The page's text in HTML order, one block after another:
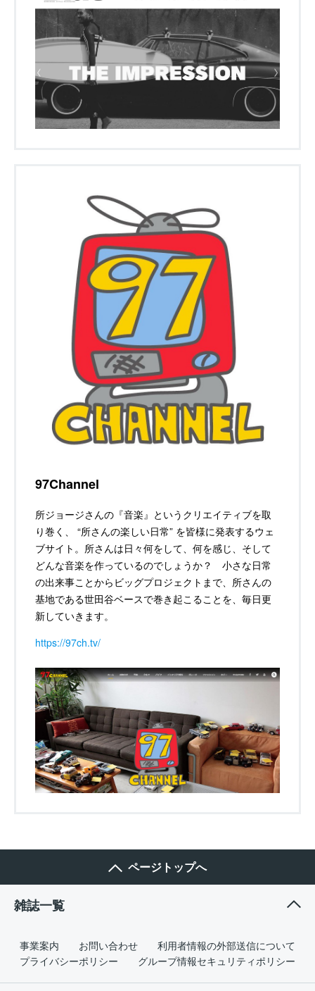
97Channel
所ジョージさんの『音楽』というクリエイティブを取
り巻く、 “所さんの楽しい日常” を皆様に発表するウェ
ブサイト。所さんは日々何をして、何を感じ、そして
どんな音楽を作っているのでしょうか？ 小さな日常
の出来事ことからビッグプロジェクトまで、所さんの
基地である世田谷ベースで巻き起こることを、毎日更
新していきます。
https://97ch.tv/
ページトップへ
雑誌一覧
事業案内 お問い合わせ
利用者情報の外部送信について
プライバシーポリシー
グループ情報セキュリティポリシー